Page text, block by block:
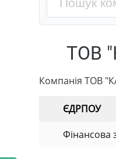
ТОВ
Компанія ТОВ
ЄДРПОУ
Фінансова